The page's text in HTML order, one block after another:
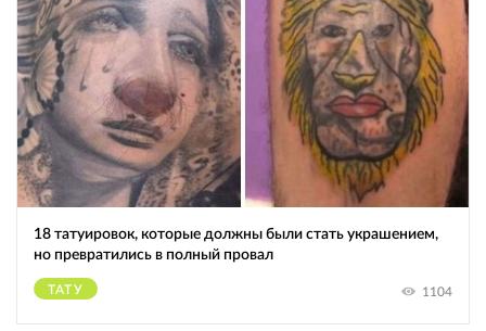
18 татуировок, которые должны были стать украшением,
но превратились в полный провал
ТАТУ 1104